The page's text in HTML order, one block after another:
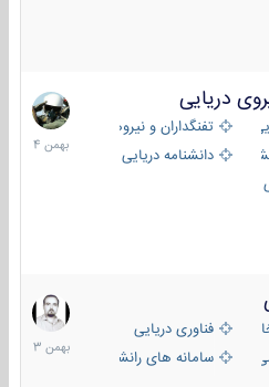
دریایی
تفنگداران و نیروهای ویژه‌ی دریایی
مختلف
دانشنامه دریایی
22
بهمن
1404
دریاییفناوری دریایی
سامانه های رانشی دریایی
6
بهمن
1403